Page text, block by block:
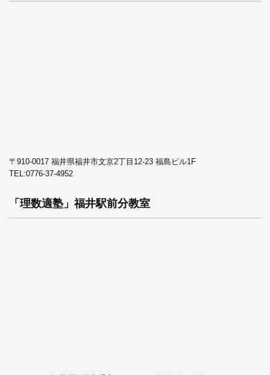
〒910-0017 福井県福井市文京2丁目12-23 福島ビル1F
TEL:0776-37-4952
「理数適塾」福井駅前分教室